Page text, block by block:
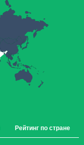
Рейтинг по стране